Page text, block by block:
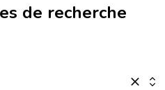
de recherche